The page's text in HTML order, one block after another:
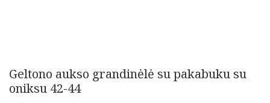
Geltono aukso grandinėlė su pakabuku su
oniksu 42-44